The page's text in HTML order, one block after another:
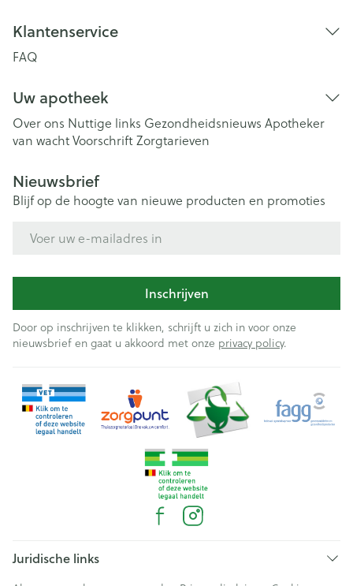
Klantenservice
FAQ
Uw apotheek
Over ons Nuttige links Gezondheidsnieuws Apotheker
van wachtVoorschriftZorgtarieven
Nieuwsbrief
Blijf op de hoogte van nieuwe producten en promoties
Inschrijven
Door op inschrijven te klikken, schrijft u zich in voor onze
nieuwsbrief en gaat u akkoord met onze privacy policy.
Juridische links